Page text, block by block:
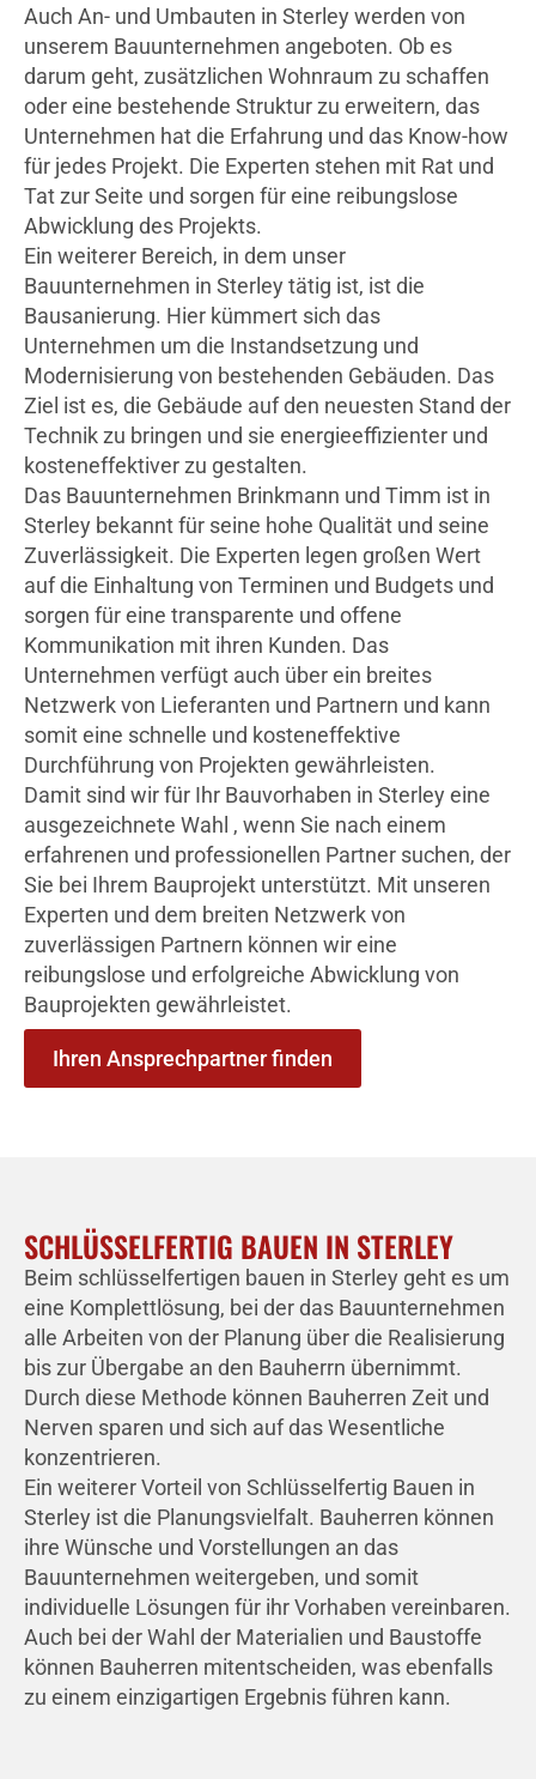
Auch An- und Umbauten in Sterley werden von
unserem Bauunternehmen angeboten. Ob es
darum geht, zusätzlichen Wohnraum zu schaffen
oder eine bestehende Struktur zu erweitern, das
Unternehmen hat die Erfahrung und das Know-how
für jedes Projekt. Die Experten stehen mit Rat und
Tat zur Seite und sorgen für eine reibungslose
Abwicklung des Projekts.
Ein weiterer Bereich, in dem unser
Bauunternehmen in Sterley tätig ist, ist die
Bausanierung. Hier kümmert sich das
Unternehmen um die Instandsetzung und
Modernisierung von bestehenden Gebäuden. Das
Ziel ist es, die Gebäude auf den neuesten Stand der
Technik zu bringen und sie energieeffizienter und
kosteneffektiver zu gestalten.
Das Bauunternehmen Brinkmann und Timm ist in
Sterley bekannt für seine hohe Qualität und seine
Zuverlässigkeit. Die Experten legen großen Wert
auf die Einhaltung von Terminen und Budgets und
sorgen für eine transparente und offene
Kommunikation mit ihren Kunden. Das
Unternehmen verfügt auch über ein breites
Netzwerk von Lieferanten und Partnern und kann
somit eine schnelle und kosteneffektive
Durchführung von Projekten gewährleisten.
Damit sind wir für Ihr Bauvorhaben in Sterley eine
ausgezeichnete Wahl , wenn Sie nach einem
erfahrenen und professionellen Partner suchen, der
Sie bei Ihrem Bauprojekt unterstützt. Mit unseren
Experten und dem breiten Netzwerk von
zuverlässigen Partnern können wir eine
reibungslose und erfolgreiche Abwicklung von
Bauprojekten gewährleistet.
Ihren Ansprechpartner finden
SCHLÜSSELFERTIG BAUEN IN STERLEY
Beim schlüsselfertigen bauen in Sterley geht es um
eine Komplettlösung, bei der das Bauunternehmen
alle Arbeiten von der Planung über die Realisierung
bis zur Übergabe an den Bauherrn übernimmt.
Durch diese Methode können Bauherren Zeit und
Nerven sparen und sich auf das Wesentliche
konzentrieren.
Ein weiterer Vorteil von Schlüsselfertig Bauen in
Sterley ist die Planungsvielfalt. Bauherren können
ihre Wünsche und Vorstellungen an das
Bauunternehmen weitergeben, und somit
individuelle Lösungen für ihr Vorhaben vereinbaren.
Auch bei der Wahl der Materialien und Baustoffe
können Bauherren mitentscheiden, was ebenfalls
zu einem einzigartigen Ergebnis führen kann.